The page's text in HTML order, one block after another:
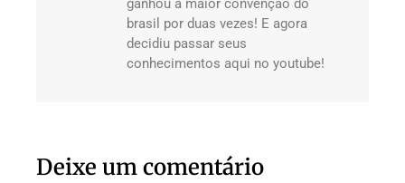
ganhou a maior convenção do
brasil por duas vezes! E agora
decidiu passar seus
conhecimentos aqui no youtube!
Deixe um comentário